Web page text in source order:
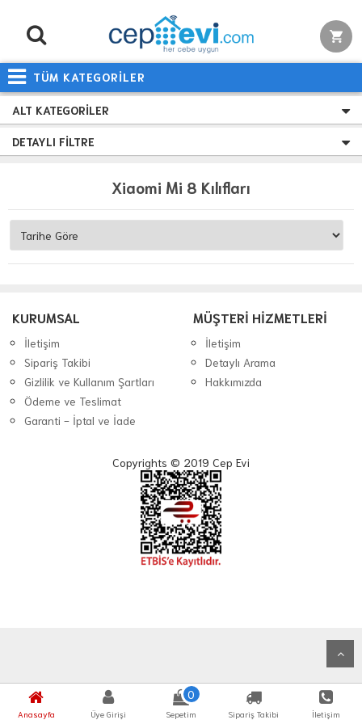
TÜM KATEGORİLER
Anasayfa Üye Girişi
0
Sepetim Sipariş Takibi İletişim
ALT KATEGORILER
DETAYLI FILTRE
Xiaomi Mi 8 Kılıfları
KURUMSAL
İletişim
Sipariş Takibi
Gizlilik ve Kullanım Şartları
Ödeme ve Teslimat
Garanti - İptal ve İade
MÜŞTERİ HİZMETLERİ
İletişim
Detaylı Arama
Hakkımızda
Copyrights © 2019 Cep Evi